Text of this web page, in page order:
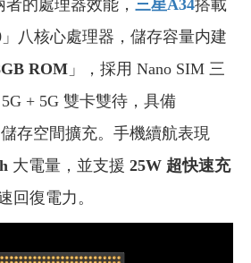
處理器效能， 三星A34搭載
」八核心處理器，儲存容量内建
ROM 」，採用 Nano SIM 三
+ 5G 雙卡雙待，具備
存空間擴充。手機續航表現
大電量，並支援 25W 超快速充
回復電力。